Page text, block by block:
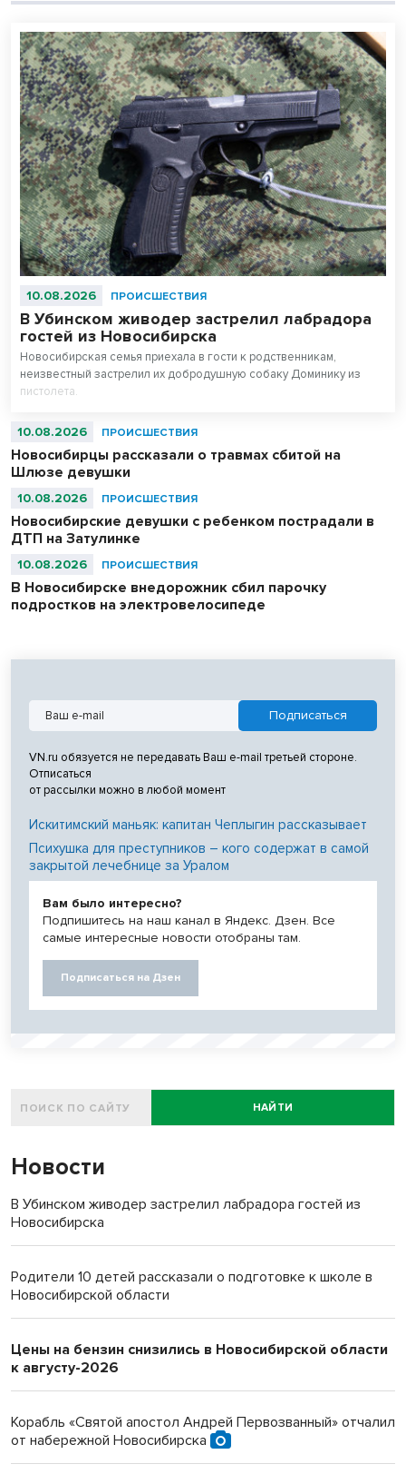
10.08.2026 ПРОИСШЕСТВИЯ
В Убинском живодер застрелил лабрадора
гостей из Новосибирска
Новосибирская семья приехала в гости к родственникам,
неизвестный застрелил их добродушную собаку Доминику из
пистолета.
10.08.2026 ПРОИСШЕСТВИЯ
Новосибирцы рассказали о травмах сбитой на
Шлюзе девушки
10.08.2026 ПРОИСШЕСТВИЯ
Новосибирские девушки с ребенком пострадали в
ДТП на Затулинке
10.08.2026 ПРОИСШЕСТВИЯ
В Новосибирске внедорожник сбил парочку
подростков на электровелосипеде
VN.ru обязуется не передавать Ваш e-mail третьей стороне.
Отписаться
от рассылки можно в любой момент
Искитимский маньяк: капитан Чеплыгин рассказывает
Психушка для преступников – кого содержат в самой
закрытой лечебнице за Уралом
Вам было интересно?
Подпишитесь на наш канал в Яндекс. Дзен. Все
самые интересные новости отобраны там.
Подписаться на Дзен
НАЙТИ
Новости
В Убинском живодер застрелил лабрадора гостей из
Новосибирска
Родители 10 детей рассказали о подготовке к школе в
Новосибирской области
Цены на бензин снизились в Новосибирской области
к августу-2026
Корабль «Святой апостол Андрей Первозванный» отчалил
от набережной Новосибирска